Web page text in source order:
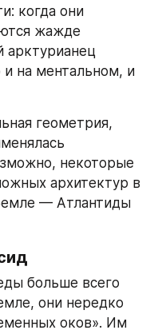
когда они
жажде
арктурианец
и на ментальном, и
геометрия,
некоторые
архитектур в
— Атлантиды
больше всего
они нередко
оков». Им